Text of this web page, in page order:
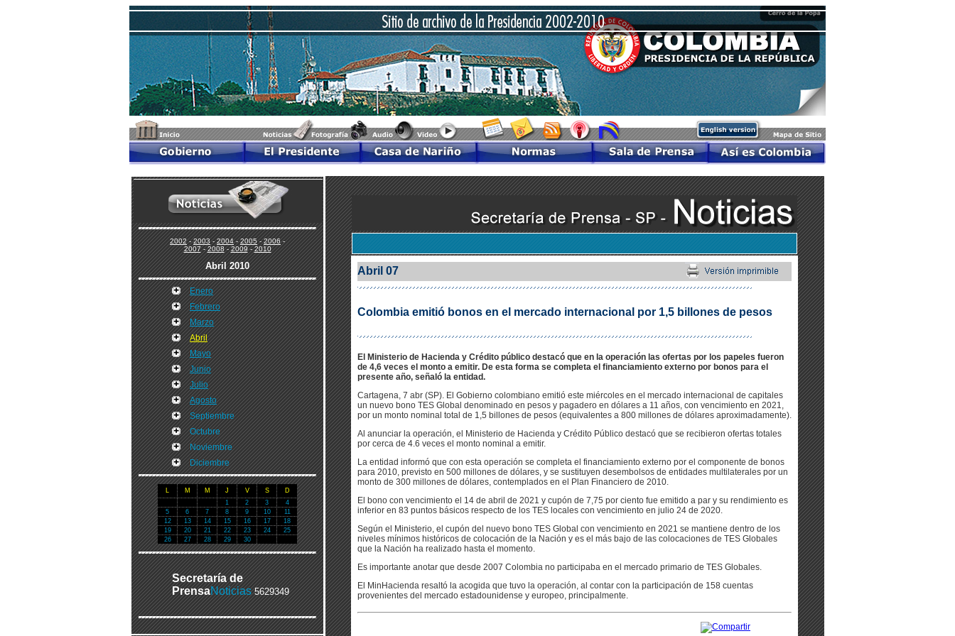
2002-2003-2004-2005-2006-
2007-2008-2009-2010
Abril 2010
Enero
Febrero
Marzo
Abril
Mayo
Junio
Julio
Agosto
Septiembre
Octubre
Noviembre
Diciembre
L M M J V S
D
1
2 3
4
5
6 7 8 9 10
11
12
13 14 15 16 17
18
19
20 21 22 23 24
25
26
27 28 29 30
Secretaría de
PrensaNoticias 5629349
Abril 07
Colombia emitió bonos en el mercado internacional por 1,5 billones de pesos
El Ministerio de Hacienda y Crédito público destacó que en la operación las ofertas por los papeles fueron
de 4,6 veces el monto a emitir. De esta forma se completa el financiamiento externo por bonos para el
presente año, señaló la entidad.
Cartagena, 7 abr (SP). El Gobierno colombiano emitió este miércoles en el mercado internacional de capitales
un nuevo bono TES Global denominado en pesos y pagadero en dólares a 11 años, con vencimiento en 2021,
por un monto nominal total de 1,5 billones de pesos (equivalentes a 800 millones de dólares aproximadamente).
Al anunciar la operación, el Ministerio de Hacienda y Crédito Público destacó que se recibieron ofertas totales
por cerca de 4.6 veces el monto nominal a emitir.
La entidad informó que con esta operación se completa el financiamiento externo por el componente de bonos
para 2010, previsto en 500 millones de dólares, y se sustituyen desembolsos de entidades multilaterales por un
monto de 300 millones de dólares, contemplados en el Plan Financiero de 2010.
El bono con vencimiento el 14 de abril de 2021 y cupón de 7,75 por ciento fue emitido a par y su rendimiento es
inferior en 83 puntos básicos respecto de los TES locales con vencimiento en julio 24 de 2020.
Según el Ministerio, el cupón del nuevo bono TES Global con vencimiento en 2021 se mantiene dentro de los
niveles mínimos históricos de colocación de la Nación y es el más bajo de las colocaciones de TES Globales
que la Nación ha realizado hasta el momento.
Es importante anotar que desde 2007 Colombia no participaba en el mercado primario de TES Globales.
El MinHacienda resaltó la acogida que tuvo la operación, al contar con la participación de 158 cuentas
provenientes del mercado estadounidense y europeo, principalmente.